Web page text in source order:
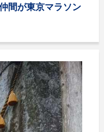
間が東京マラソン